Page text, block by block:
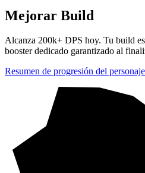
Mejorar Build
Alcanza 200k+ DPS hoy. Tu build
booster dedicado garantizado al
Resumen de progresión del personaje